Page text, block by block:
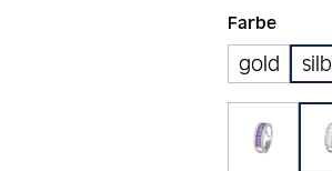
Farbe
gold
lila